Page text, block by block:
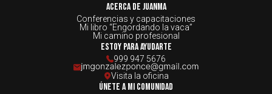
Acerca de JuanMa
Conferencias y capacitaciones
Mi libro “Engordando la vaca”
Mi camino profesional
Estoy para ayudarte
999 947 5676
Visita la oficina
Únete a mi comunidad